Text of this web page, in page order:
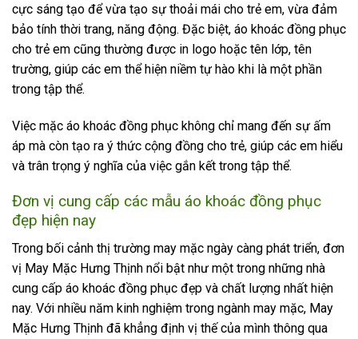
cực sáng tạo để vừa tạo sự thoải mái cho trẻ em, vừa đảm
bảo tính thời trang, năng động. Đặc biệt, áo khoác đồng phục
cho trẻ em cũng thường được in logo hoặc tên lớp, tên
trường, giúp các em thể hiện niềm tự hào khi là một phần
trong tập thể.
Việc mặc áo khoác đồng phục không chỉ mang đến sự ấm
áp mà còn tạo ra ý thức cộng đồng cho trẻ, giúp các em hiểu
và trân trọng ý nghĩa của việc gắn kết trong tập thể.
Đơn vị cung cấp các mẫu áo khoác đồng phục
đẹp hiện nay
Trong bối cảnh thị trường may mặc ngày càng phát triển, đơn
vị May Mặc Hưng Thịnh nổi bật như một trong những nhà
cung cấp áo khoác đồng phục đẹp và chất lượng nhất hiện
nay. Với nhiều năm kinh nghiệm trong ngành may mặc, May
Mặc Hưng Thịnh đã khẳng định vị thế của mình thông qua